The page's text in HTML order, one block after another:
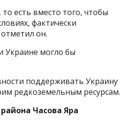
есть вместо того, чтобы
фактически
он.
Украине могло бы
поддерживать Украину
редкоземельным ресурсам.
Часова Яра